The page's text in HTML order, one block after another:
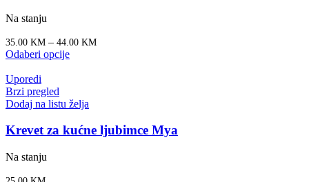
Na stanju
35.00 KM – 44.00 KM
Odaberi opcije
Uporedi
Brzi pregled
Dodaj na listu želja
Krevet za kućne ljubimce Mya
Na stanju